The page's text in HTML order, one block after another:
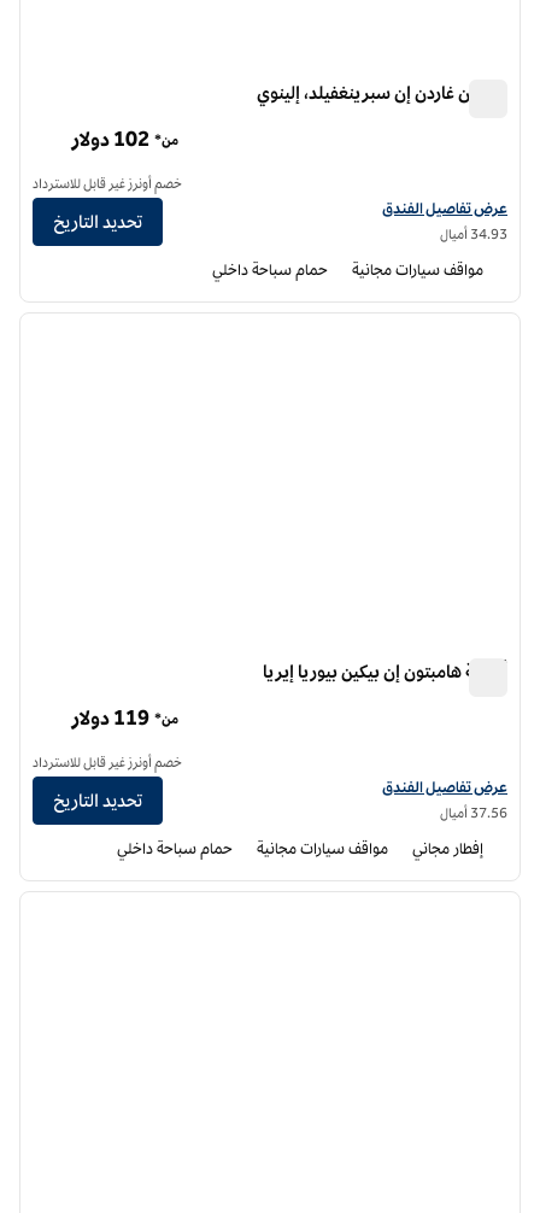
هيلتون غاردن إن سبرينغفيلد، إلينوي
عرض تفاصيل الفندق لفندق فنادق هيلتون جاردن إن سبرينغفيلد، إلينوي
عرض تفاصيل الفندق
34.93 أميال
من* 102 دولار
خصم أونرز غير قابل للاسترداد
تحديد التاريخ
مواقف سيارات مجانية حمام سباحة داخلي
1 من 8
الصورة
أجنحة هامبتون إن بيكين بيوريا إيريا
عرض تفاصيل الفندق لفندق أجنحة هامبتون إن بيكين بيوريا إيريا
عرض تفاصيل الفندق
37.56 أميال
من* 119 دولار
خصم أونرز غير قابل للاسترداد
تحديد التاريخ
إفطار مجاني مواقف سيارات مجانية حمام سباحة داخلي
1 من 12
الصورة